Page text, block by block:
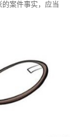
案件事实，应当